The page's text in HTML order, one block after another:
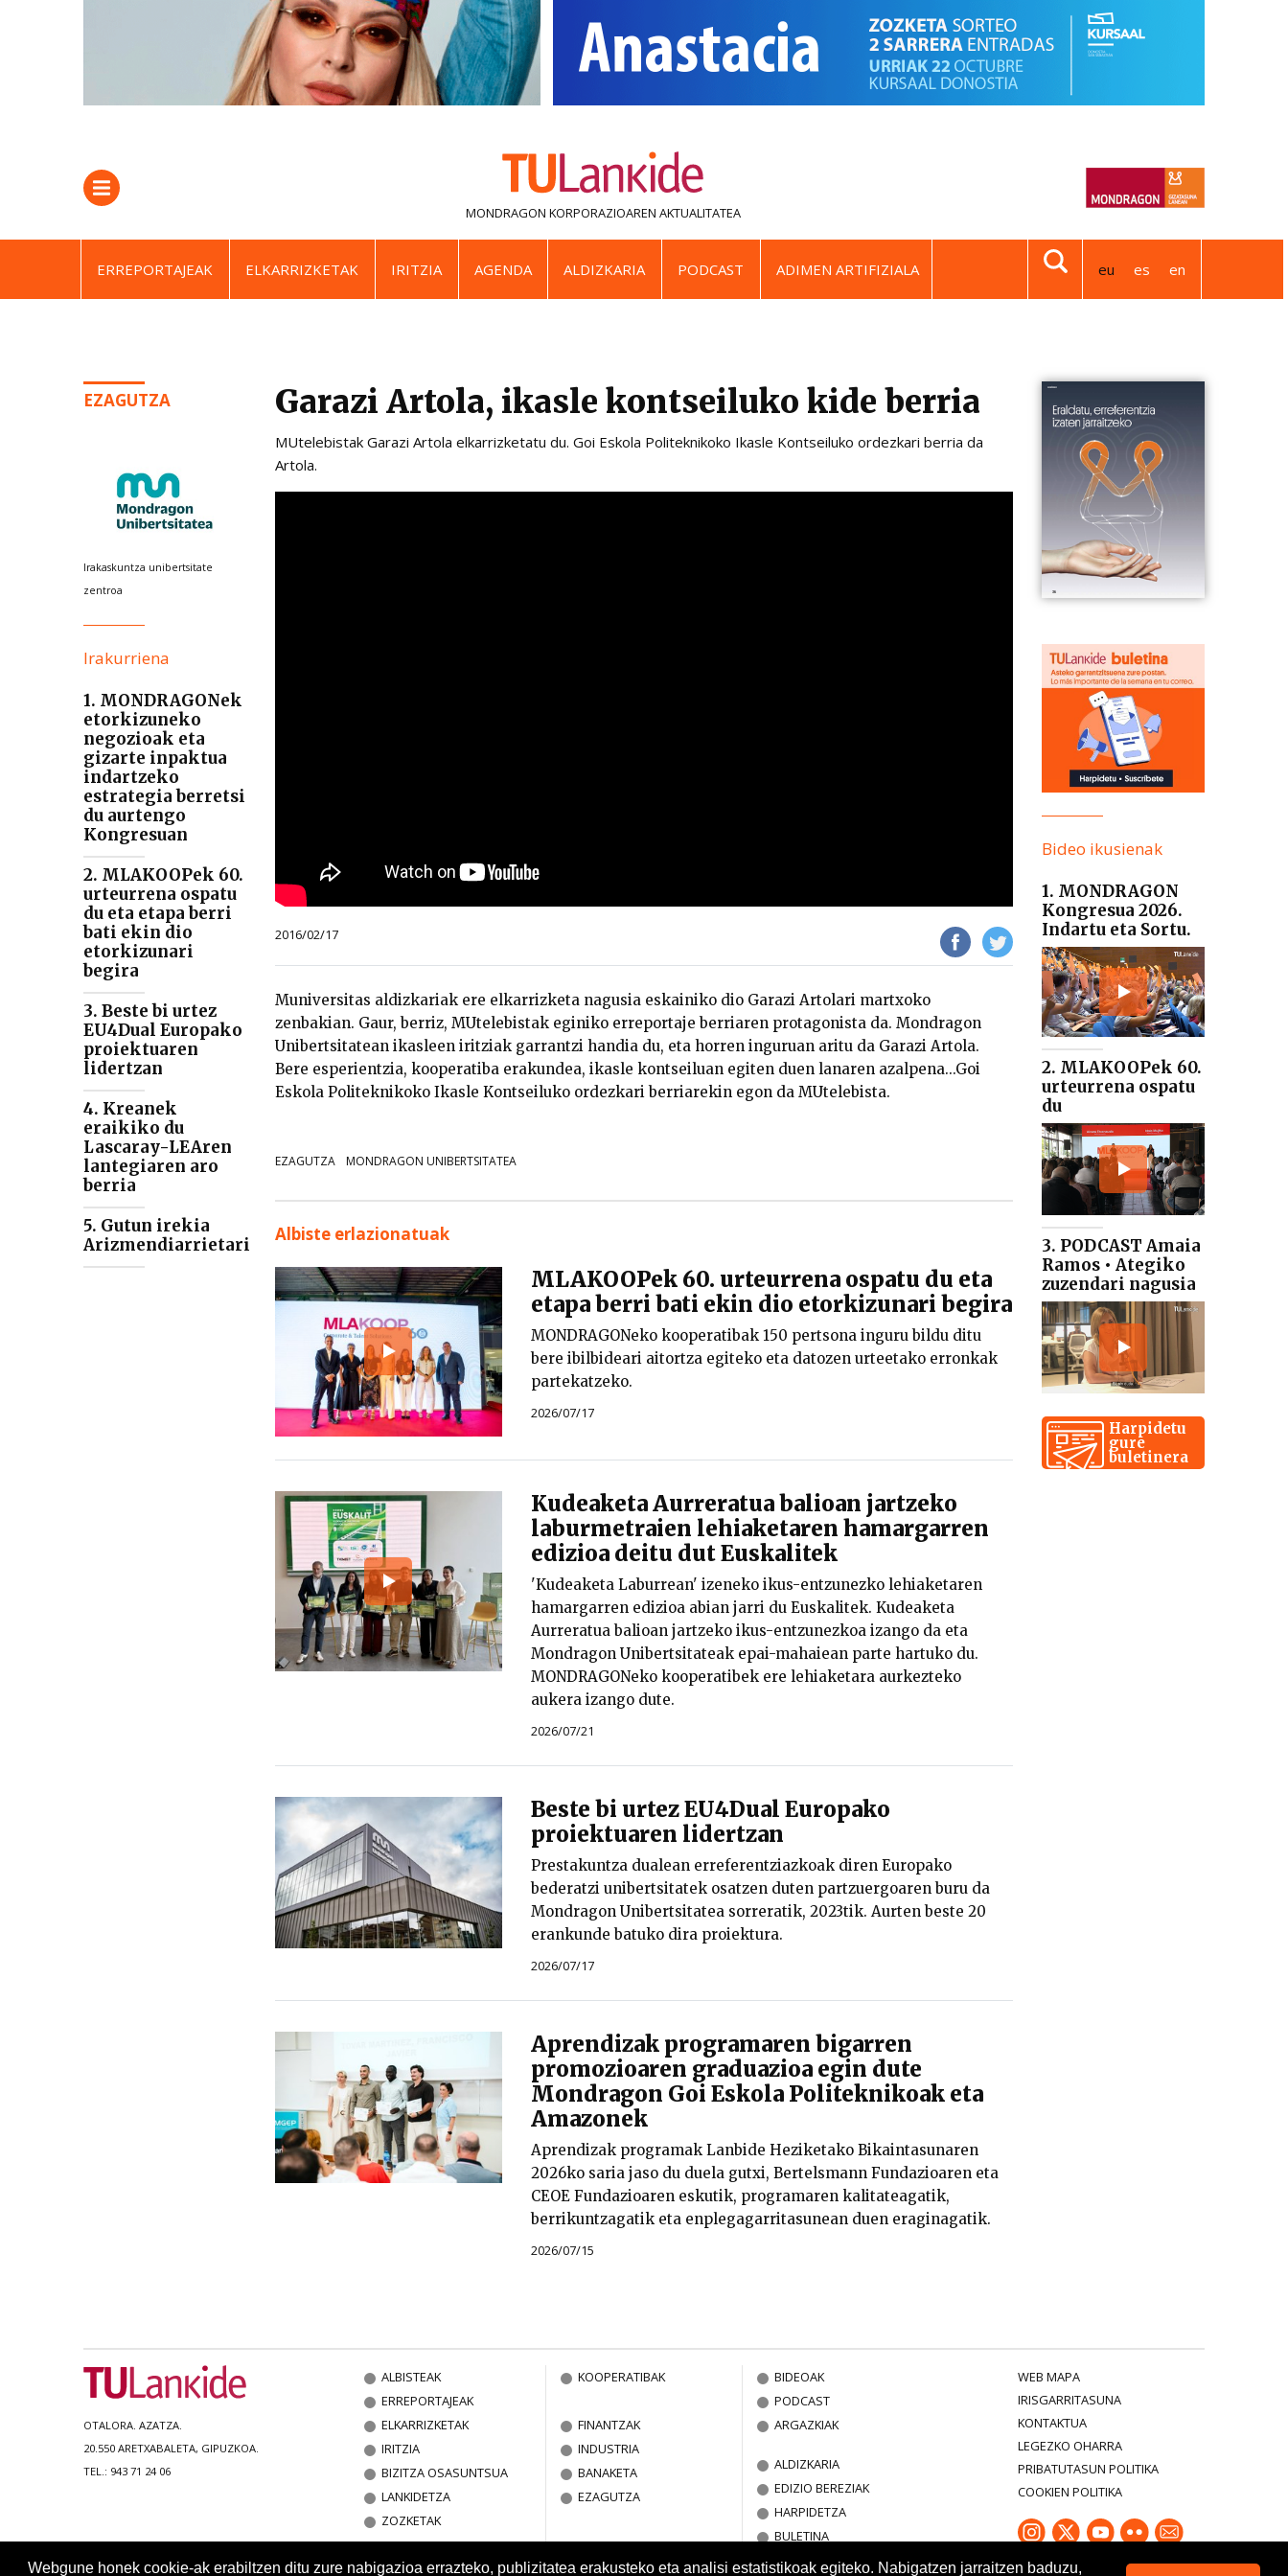
Webgune honek cookie-ak erabiltzen ditu zure nabigazioa errazteko, publizitatea erakusteko eta analisi estatistikoak egiteko. Nabigatzen jarraitzen baduzu,
MONDRAGON KORPORAZIOAREN AKTUALITATEA
ERREPORTAJEAK ELKARRIZKETAK IRITZIA AGENDA ALDIZKARIA PODCAST ADIMEN ARTIFIZIALA eu es en
EZAGUTZA
Irakaskuntza unibertsitate
zentroa
Irakurriena
1. MONDRAGONek
etorkizuneko
negozioak eta
gizarte inpaktua
indartzeko
estrategia berretsi
du aurtengo
Kongresuan
2. MLAKOOPek 60.
urteurrena ospatu
du eta etapa berri
bati ekin dio
etorkizunari
begira
3. Beste bi urtez
EU4Dual Europako
proiektuaren
lidertzan
4. Kreanek
eraikiko du
Lascaray-LEAren
lantegiaren aro
berria
5. Gutun irekia
Arizmendiarrietari
Garazi Artola, ikasle kontseiluko kide berria
MUtelebistak Garazi Artola elkarrizketatu du. Goi Eskola Politeknikoko Ikasle Kontseiluko ordezkari berria da
Artola.
2016/02/17
Muniversitas aldizkariak ere elkarrizketa nagusia eskainiko dio Garazi Artolari martxoko
zenbakian. Gaur, berriz, MUtelebistak eginiko erreportaje berriaren protagonista da. Mondragon
Unibertsitatean ikasleen iritziak garrantzi handia du, eta horren inguruan aritu da Garazi Artola.
Bere esperientzia, kooperatiba erakundea, ikasle kontseiluan egiten duen lanaren azalpena...Goi
Eskola Politeknikoko Ikasle Kontseiluko ordezkari berriarekin egon da MUtelebista.
EZAGUTZA MONDRAGON UNIBERTSITATEA
Albiste erlazionatuak
MLAKOOPek 60. urteurrena ospatu du eta
etapa berri bati ekin dio etorkizunari begira
MONDRAGONeko kooperatibak 150 pertsona inguru bildu ditu
bere ibilbideari aitortza egiteko eta datozen urteetako erronkak
partekatzeko.
2026/07/17
Kudeaketa Aurreratua balioan jartzeko
laburmetraien lehiaketaren hamargarren
edizioa deitu dut Euskalitek
'Kudeaketa Laburrean' izeneko ikus-entzunezko lehiaketaren
hamargarren edizioa abian jarri du Euskalitek. Kudeaketa
Aurreratua balioan jartzeko ikus-entzunezkoa izango da eta
Mondragon Unibertsitateak epai-mahaiean parte hartuko du.
MONDRAGONeko kooperatibek ere lehiaketara aurkezteko
aukera izango dute.
2026/07/21
Beste bi urtez EU4Dual Europako
proiektuaren lidertzan
Prestakuntza dualean erreferentziazkoak diren Europako
bederatzi unibertsitatek osatzen duten partzuergoaren buru da
Mondragon Unibertsitatea sorreratik, 2023tik. Aurten beste 20
erankunde batuko dira proiektura.
2026/07/17
Aprendizak programaren bigarren
promozioaren graduazioa egin dute
Mondragon Goi Eskola Politeknikoak eta
Amazonek
Aprendizak programak Lanbide Heziketako Bikaintasunaren
2026ko saria jaso du duela gutxi, Bertelsmann Fundazioaren eta
CEOE Fundazioaren eskutik, programaren kalitateagatik,
berrikuntzagatik eta enplegagarritasunean duen eraginagatik.
2026/07/15
Bideo ikusienak
1. MONDRAGON
Kongresua 2026.
Indartu eta Sortu.
2. MLAKOOPek 60.
urteurrena ospatu
du
3. PODCAST Amaia
Ramos • Ategiko
zuzendari nagusia
Harpidetu
gure
buletinera
OTALORA. AZATZA.
20.550 ARETXABALETA, GIPUZKOA.
TEL.: 943 71 24 06
ALBISTEAK
ERREPORTAJEAK
ELKARRIZKETAK
IRITZIA
BIZITZA OSASUNTSUA
LANKIDETZA
ZOZKETAK
KOOPERATIBAK
FINANTZAK
INDUSTRIA
BANAKETA
EZAGUTZA
BIDEOAK
PODCAST
ARGAZKIAK
ALDIZKARIA
EDIZIO BEREZIAK
HARPIDETZA
BULETINA
WEB MAPA
IRISGARRITASUNA
KONTAKTUA
LEGEZKO OHARRA
PRIBATUTASUN POLITIKA
COOKIEN POLITIKA